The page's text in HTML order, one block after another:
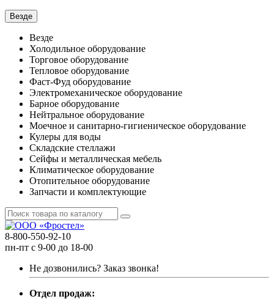
Везде
Везде
Холодильное оборудование
Торговое оборудование
Тепловое оборудование
Фаст-Фуд оборудование
Электромеханическое оборудование
Барное оборудование
Нейтральное оборудование
Моечное и санитарно-гигиеническое оборудование
Кулеры для воды
Складские стеллажи
Сейфы и металлическая мебель
Климатическое оборудование
Отопительное оборудование
Запчасти и комплектующие
8-800-550-92-10
пн-пт с 9-00 до 18-00
Не дозвонились? Заказ звонка!
Отдел продаж: